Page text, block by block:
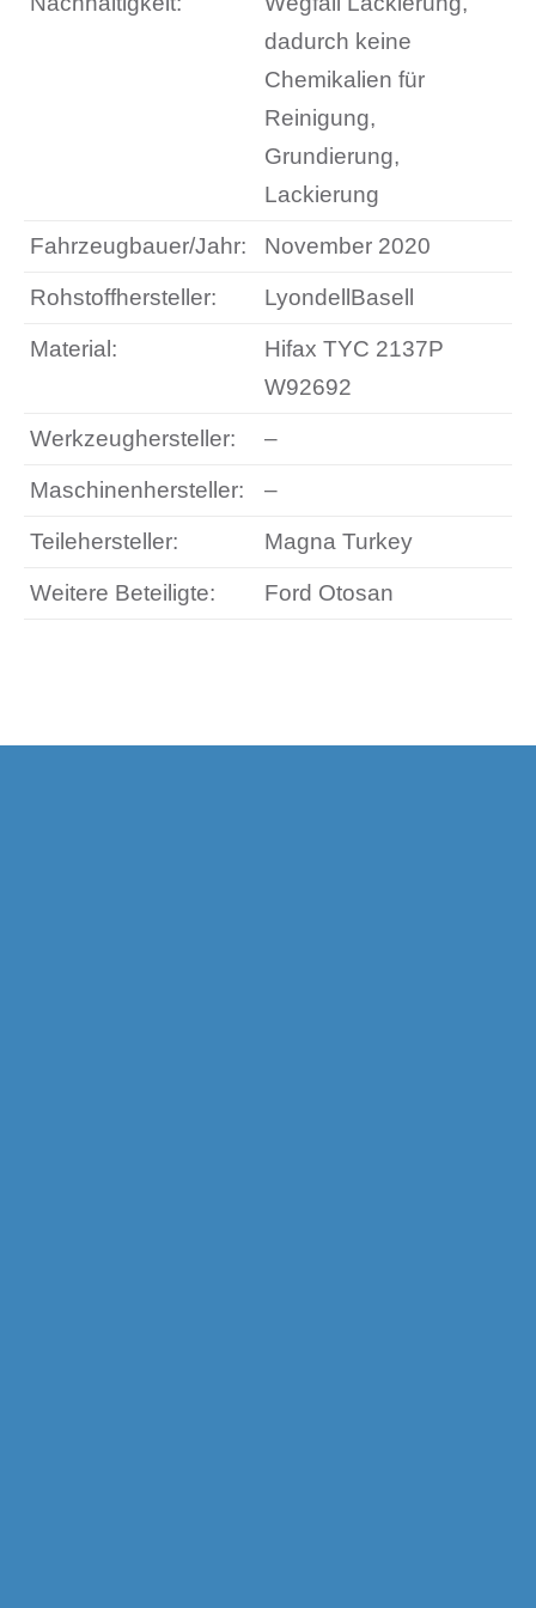
dadurch keine
Chemikalien für
Reinigung,
Grundierung,
Lackierung
Fahrzeugbauer/Jahr: November 2020
Rohstoffhersteller: LyondellBasell
Material:
Hifax TYC 2137P
W92692
Werkzeughersteller: –
Maschinenhersteller: –
Teilehersteller: Magna Turkey
Weitere Beteiligte: Ford Otosan